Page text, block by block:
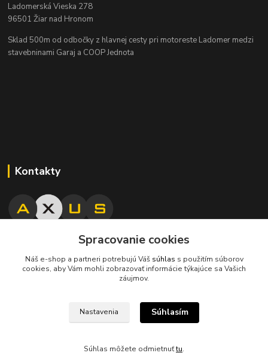
Ladomerská Vieska 278
96501 Žiar nad Hronom
Sklad 500m od odbočky z hlavnej cesty pri motoreste Ladomer medzi
stavebninami Garaj a COOP Jednota
Kontakty
045/671 63 50
axuspneu@gmail.com
Spracovanie cookies
Náš e-shop a partneri potrebujú Váš súhlas s použitím súborov
cookies, aby Vám mohli zobrazovať informácie týkajúce sa Vašich
záujmov.
Nastavenia Súhlasím
Súhlas môžete odmietnuťtu.